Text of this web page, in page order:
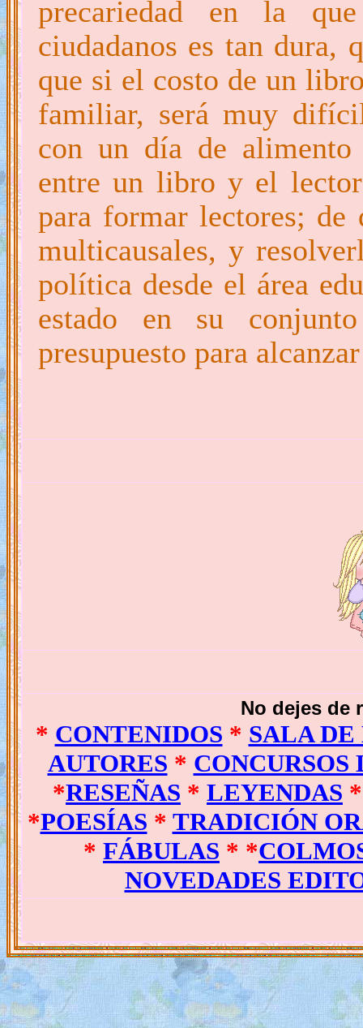
precariedad en la
ciudadanos es tan dura,
que si el costo de un
familiar, será muy
con un día de
entre un libro y el
para formar lectores; de
multicausales, y
política desde el área
estado en su
presupuesto para
No dejes de
* CONTENIDOS * SALA
AUTORES *
*RESEÑAS * LEYENDAS
*POESÍAS * TRADICIÓN
* FÁBULAS * *
NOVEDADES